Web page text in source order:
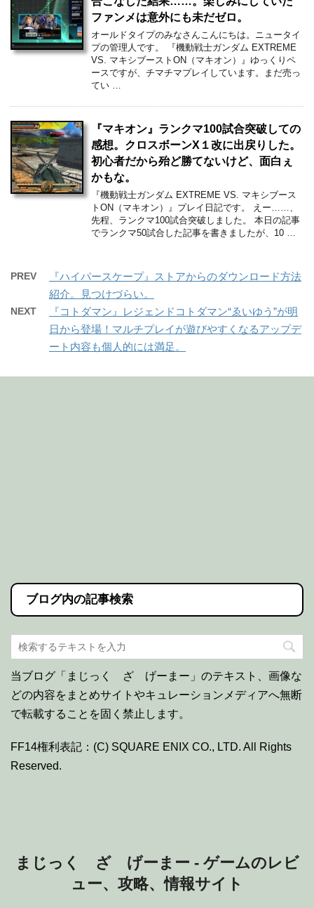
ファンメは意外にも未だゼロ。
オールドタイプのみなさんこんにちは。ニュータイ
プの管理人です。 『機動戦士ガンダム EXTREME
VS. マキシブーストON（マキオン）』ゆっくりペ
ースですが、チマチマプレイしています。まだ売っ
てい …
『マキオン』ランクマ100試合突破しての
感想。クロスボーンX１改に出戻りした。
初心者だから殆ど勝てないけど、面白ぇ
かもな。
『機動戦士ガンダム EXTREME VS. マキシブース
トON（マキオン）』プレイ日記です。 えー……、
先程、ランクマ100試合突破しました。 本日の記事
でランクマ50試合した記事を書きましたが、10 …
PREV
『ハイパースケープ』ストアからのダウンロード方法
紹介。見つけづらい。
NEXT
『コトダマン』レジェンドコトダマン“ゑいゆう”が明
日から登場！マルチプレイが遊びやすくなるアップデ
ート内容も個人的には満足。
ブログ内の記事検索
当ブログ「まじっく ざ げーまー」のテキスト、画像な
どの内容をまとめサイトやキュレーションメディアへ無断
で転載することを固く禁止します。
FF14権利表記：(C) SQUARE ENIX CO., LTD. All Rights
Reserved.
まじっく ざ げーまー - ゲームのレビ
ュー、攻略、情報サイト